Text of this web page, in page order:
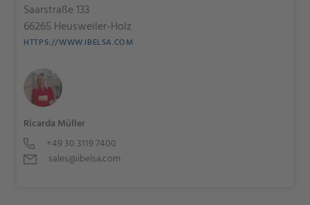
Saarstraße 133
66265 Heusweiler-Holz
HTTPS://WWW.IBELSA.COM
Ricarda Müller
+49 30 3119 7400
sales@ibelsa.com